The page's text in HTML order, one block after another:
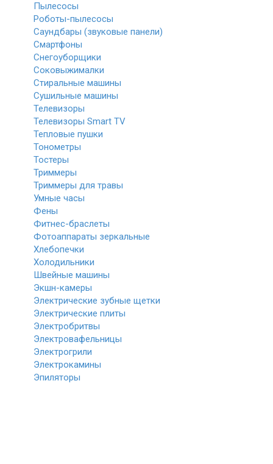
Пылесосы
Роботы-пылесосы
Саундбары (звуковые панели)
Смартфоны
Снегоуборщики
Соковыжималки
Стиральные машины
Сушильные машины
Телевизоры
Телевизоры Smart TV
Тепловые пушки
Тонометры
Тостеры
Триммеры
Триммеры для травы
Умные часы
Фены
Фитнес-браслеты
Фотоаппараты зеркальные
Хлебопечки
Холодильники
Швейные машины
Экшн-камеры
Электрические зубные щетки
Электрические плиты
Электробритвы
Электровафельницы
Электрогрили
Электрокамины
Эпиляторы